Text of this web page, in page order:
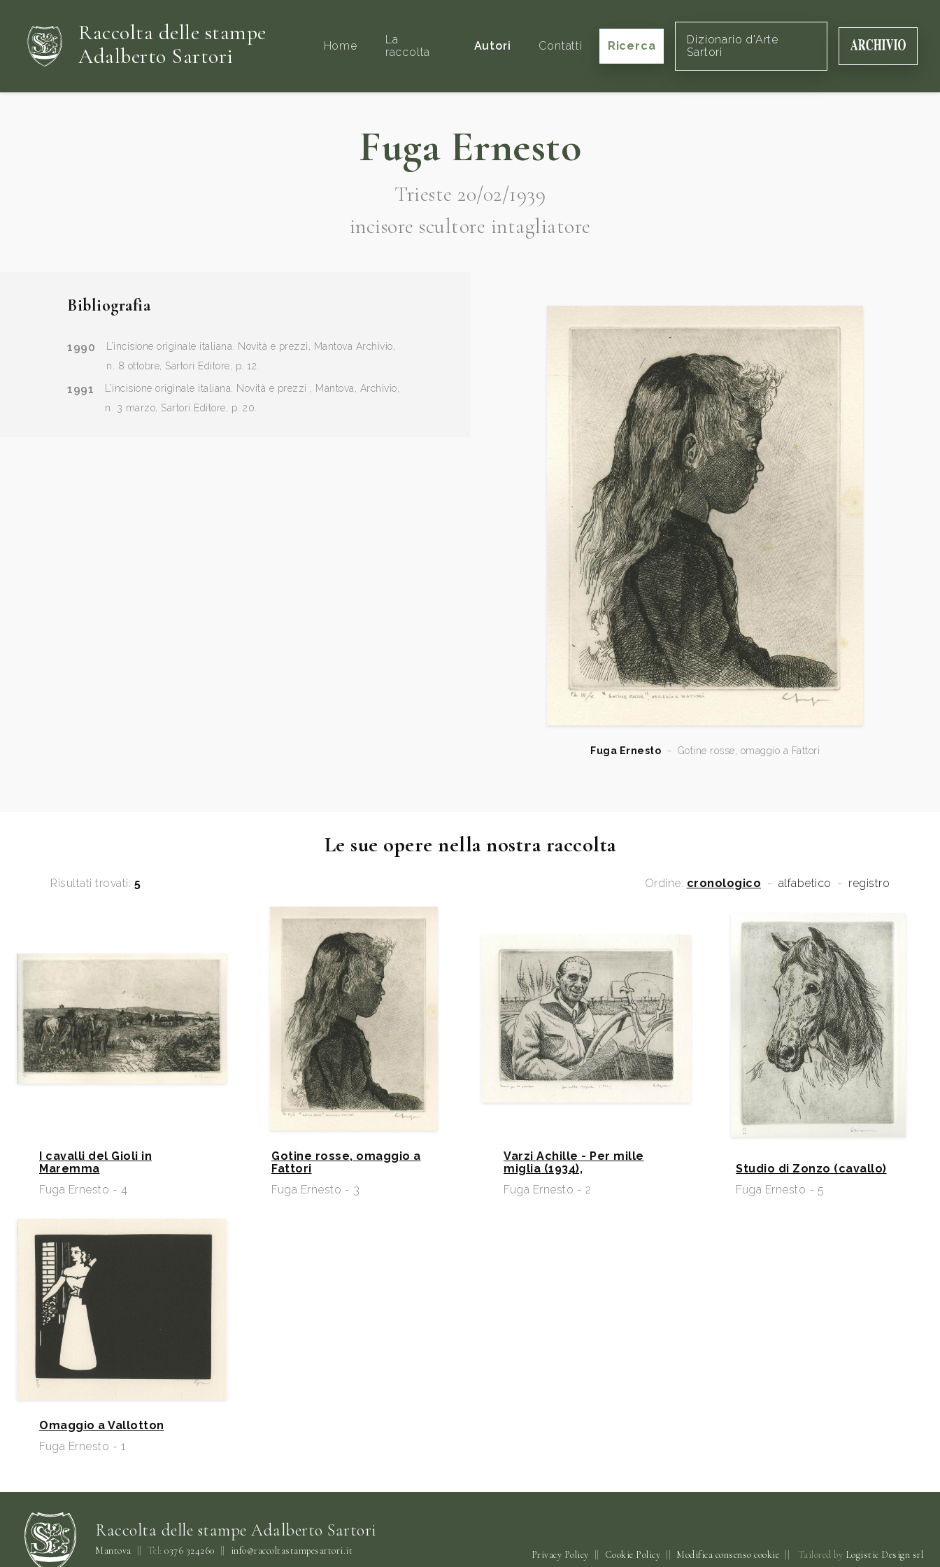
Raccolta delle stampe
Adalberto Sartori
Home
La
raccolta
Autori Contatti Ricerca
Dizionario d'Arte
Sartori
Fuga Ernesto
Trieste 20/02/1939
incisore scultore intagliatore
Bibliografia
1990
L’incisione originale italiana. Novità e prezzi, Mantova Archivio,
n. 8 ottobre, Sartori Editore, p. 12.
1991
L’incisione originale italiana. Novità e prezzi , Mantova, Archivio,
n. 3 marzo, Sartori Editore, p. 20.
Fuga Ernesto - Gotine rosse, omaggio a Fattori
Le sue opere nella nostra raccolta
Risultati trovati: 5 Ordine: cronologico - alfabetico - registro
I cavalli del Gioli in
Maremma
Fuga Ernesto - 4
Gotine rosse, omaggio a
Fattori
Fuga Ernesto - 3
Varzi Achille - Per mille
miglia (1934),
Fuga Ernesto - 2
Studio di Zonzo (cavallo)
Fuga Ernesto - 5
Omaggio a Vallotton
Fuga Ernesto - 1
Raccolta delle stampe Adalberto Sartori
Mantova Tel: 0376 324260 info@raccoltastampesartori.it Privacy Policy Cookie Policy Modifica consenso cookie Tailored by Logistic Design srl